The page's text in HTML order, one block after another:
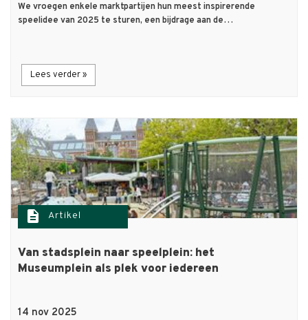
We vroegen enkele marktpartijen hun meest inspirerende
speelidee van 2025 te sturen, een bijdrage aan de…
Lees verder »
description Artikel
Van stadsplein naar speelplein: het
Museumplein als plek voor iedereen
14 nov 2025